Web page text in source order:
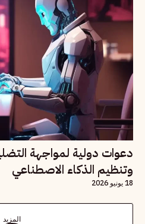
دعوات دولية لمواجهة
وتنظيم الذكاء الاصطناعي
18 يونيو 2026
المزيد